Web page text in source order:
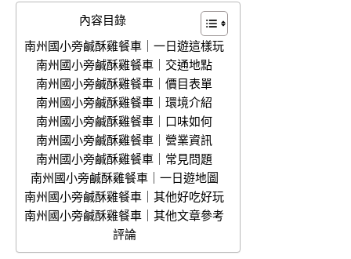
內容目錄
南州國小旁鹹酥雞餐車｜一日遊這樣玩
南州國小旁鹹酥雞餐車｜交通地點
南州國小旁鹹酥雞餐車｜價目表單
南州國小旁鹹酥雞餐車｜環境介紹
南州國小旁鹹酥雞餐車｜口味如何
南州國小旁鹹酥雞餐車｜營業資訊
南州國小旁鹹酥雞餐車｜常見問題
南州國小旁鹹酥雞餐車｜一日遊地圖
南州國小旁鹹酥雞餐車｜其他好吃好玩
南州國小旁鹹酥雞餐車｜其他文章參考
評論